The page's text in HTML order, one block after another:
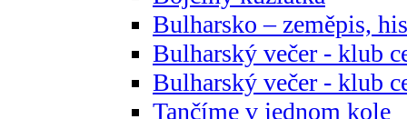
Bulharsko – zeměpis,
Bulharský večer - klub
Bulharský večer - klub
Tančíme v jednom kole